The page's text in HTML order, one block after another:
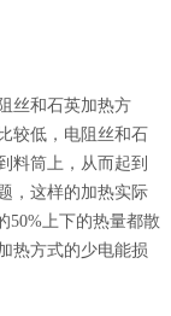
丝和石英加热方
较低，电阻丝和石
筒上，从而起到
，这样的加热实际
50%上下的热量都散
加热方式的少电能损